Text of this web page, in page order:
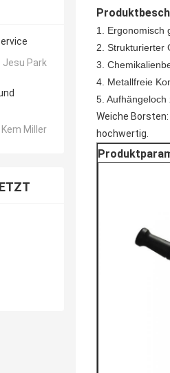
Park
Miller
1. Ergonomisch
2. Strukturierter
3.
4. Metallfreie
5.
Weiche
hochwertig.